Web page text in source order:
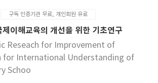
은 차후 계속적인 연구가 필요하다.
gap tasks spotting differences
pictures, once with a same-
and once with a different-level
performance was analyzed in
of task completion, amount
and fluency. The results
구독 인증기관 무료, 개인회원 유료
제이해교육의 개선을 위한 기초연구
Reseach for Improvement of
for International Understanding of
Schoo